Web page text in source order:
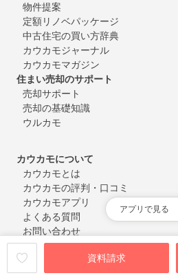
資料請求
アプリで見る
物件提案
定額リノベパッケージ
中古住宅の買い方辞典
カウカモジャーナル
カウカモマガジン
住まい売却のサポート
売却サポート
売却の基礎知識
ウルカモ
カウカモについて
カウカモとは
カウカモの評判・口コミ
カウカモアプリ
よくある質問
お問い合わせ
会員登録・ログイン